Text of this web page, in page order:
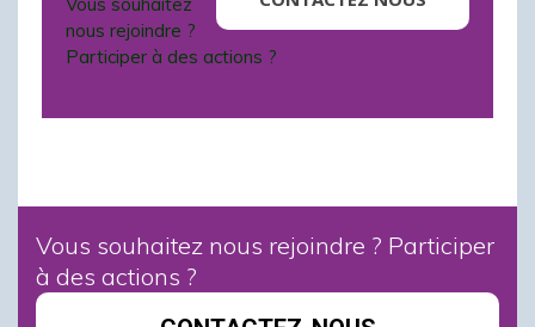
Vous souhaitez
nous rejoindre ?
Participer à des actions ?
Vous souhaitez nous rejoindre ? Participer
à des actions ?